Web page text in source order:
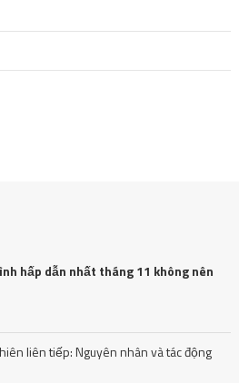
hấp dẫn nhất tháng 11 không nên
liên tiếp: Nguyên nhân và tác động